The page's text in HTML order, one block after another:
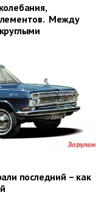
Между
последний – как